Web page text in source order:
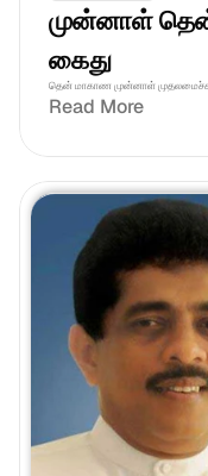
முன்னாள்
கைது
தென் மாகாண முன்னாள்
Read More